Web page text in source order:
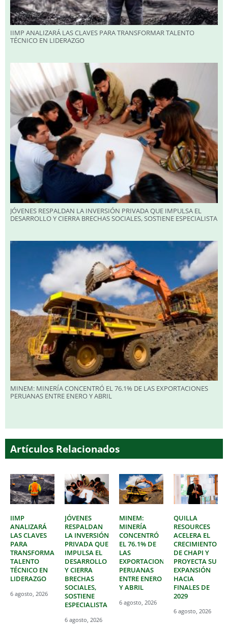
IIMP ANALIZARÁ LAS CLAVES PARA TRANSFORMAR TALENTO
TÉCNICO EN LIDERAZGO
JÓVENES RESPALDAN LA INVERSIÓN PRIVADA QUE IMPULSA EL
DESARROLLO Y CIERRA BRECHAS SOCIALES, SOSTIENE ESPECIALISTA
MINEM: MINERÍA CONCENTRÓ EL 76.1% DE LAS EXPORTACIONES
PERUANAS ENTRE ENERO Y ABRIL
Artículos Relacionados
IIMP
ANALIZARÁ
LAS CLAVES
PARA
TRANSFORMAR
TALENTO
TÉCNICO EN
LIDERAZGO
6 agosto, 2026
JÓVENES
RESPALDAN
LA INVERSIÓN
PRIVADA QUE
IMPULSA EL
DESARROLLO
Y CIERRA
BRECHAS
SOCIALES,
SOSTIENE
ESPECIALISTA
6 agosto, 2026
MINEM:
MINERÍA
CONCENTRÓ
EL 76.1% DE
LAS
EXPORTACIONES
PERUANAS
ENTRE ENERO
Y ABRIL
6 agosto, 2026
QUILLA
RESOURCES
ACELERA EL
CRECIMIENTO
DE CHAPI Y
PROYECTA SU
EXPANSIÓN
HACIA
FINALES DE
2029
6 agosto, 2026